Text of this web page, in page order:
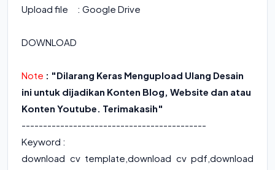
Upload file : Google Drive
DOWNLOAD
Note : "Dilarang Keras Mengupload Ulang Desain
ini untuk dijadikan Konten Blog, Website dan atau
Konten Youtube. Terimakasih"
-------------------------------------------
Keyword :
download cv template download cv pdf download